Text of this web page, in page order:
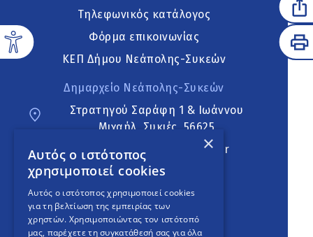
Τηλεφωνικός κατάλογος
Φόρμα επικοινωνίας
ΚΕΠ Δήμου Νεάπολης-Συκεών
Δημαρχείο Νεάπολης-Συκεών
Στρατηγού Σαράφη 1 & Ιωάννου
Μιχαήλ, Συκιές, 56625
neapoli.sykies@ddt.gov.gr
Ακολουθήστε
×
Αυτός ο ιστότοπος
χρησιμοποιεί cookies
Αυτός ο ιστότοπος χρησιμοποιεί cookies
για τη βελτίωση της εμπειρίας των
χρηστών. Χρησιμοποιώντας τον ιστότοπό
μας, παρέχετε τη συγκατάθεσή σας για όλα